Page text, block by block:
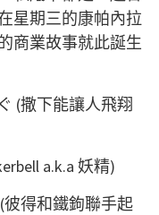
星期三的康帕內拉
商業故事就此誕生
(撒下能讓人飛翔
a.k.a 妖精)
彼得和鐵鉤聯手起